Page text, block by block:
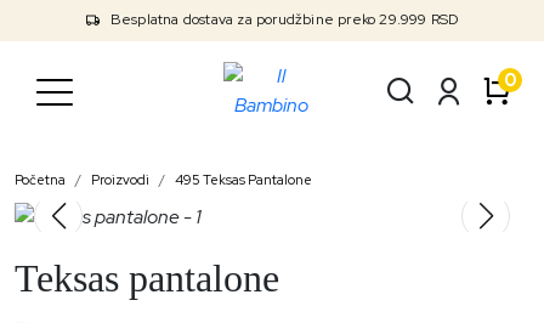
Besplatna dostava za porudžbine preko 29.999 RSD
0
Početna Proizvodi 495 Teksas Pantalone
Teksas pantalone